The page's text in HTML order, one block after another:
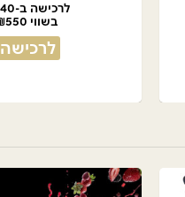
לרכישה ב-₪440
בשווי ₪550
לרכישה